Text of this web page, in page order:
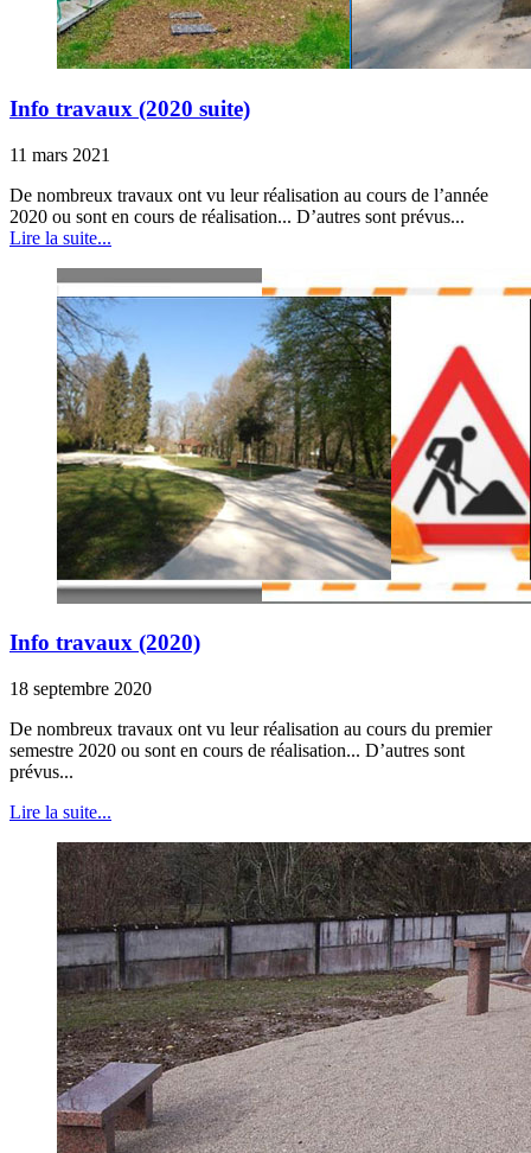
Info travaux (2020 suite)
11 mars 2021
De nombreux travaux ont vu leur réalisation au cours de l’année
2020 ou sont en cours de réalisation... D’autres sont prévus...
Lire la suite...
Info travaux (2020)
18 septembre 2020
De nombreux travaux ont vu leur réalisation au cours du premier
semestre 2020 ou sont en cours de réalisation... D’autres sont
prévus...
Lire la suite...